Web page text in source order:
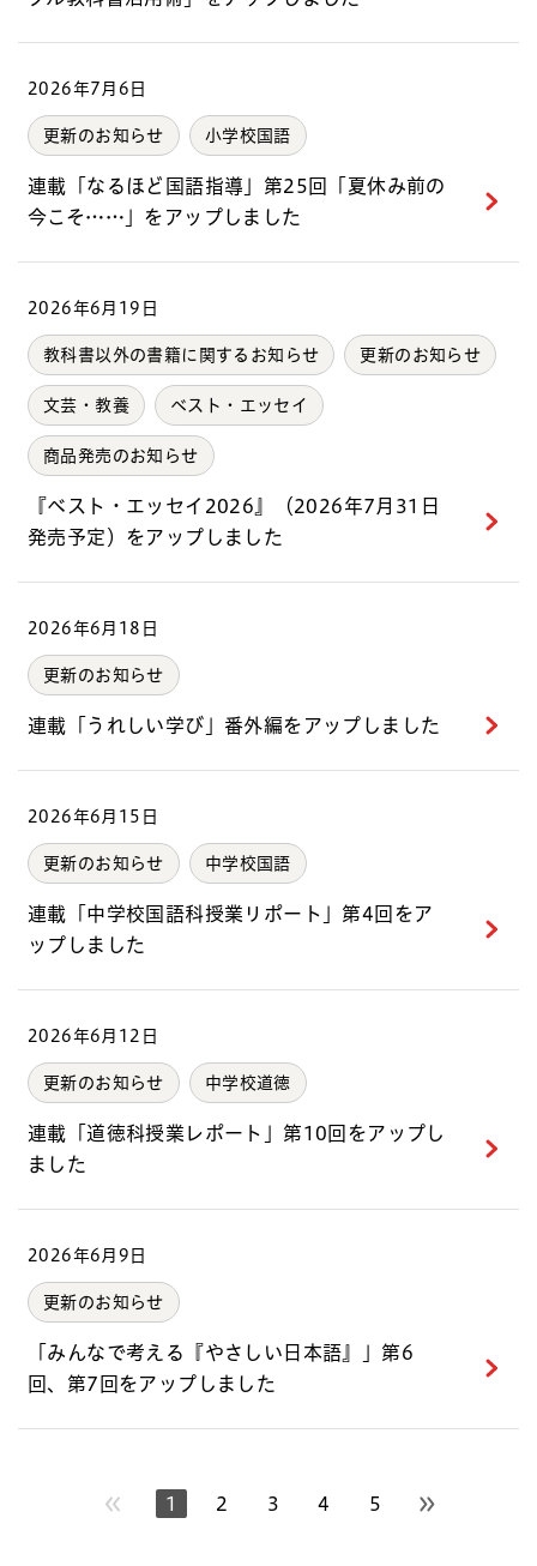
2026年7月6日
更新のお知らせ 小学校国語
連載「なるほど国語指導」第25回「夏休み前の
今こそ……」をアップしました
2026年6月19日
教科書以外の書籍に関するお知らせ 更新のお知らせ
文芸・教養 ベスト・エッセイ
商品発売のお知らせ
『ベスト・エッセイ2026』（2026年7月31日
発売予定）をアップしました
2026年6月18日
更新のお知らせ
連載「うれしい学び」番外編をアップしました
2026年6月15日
更新のお知らせ 中学校国語
連載「中学校国語科授業リポート」第4回をア
ップしました
2026年6月12日
更新のお知らせ 中学校道徳
連載「道徳科授業レポート」第10回をアップし
ました
2026年6月9日
更新のお知らせ
「みんなで考える『やさしい日本語』」第6
回、第7回をアップしました
1 2 3 4 5 次のページへ